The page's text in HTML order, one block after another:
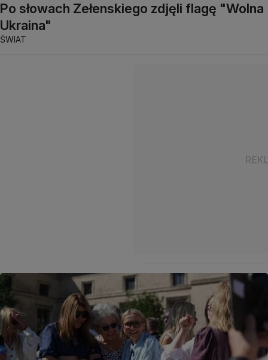
Po słowach Zełenskiego zdjęli flagę "Wolna
Ukraina"
ŚWIAT